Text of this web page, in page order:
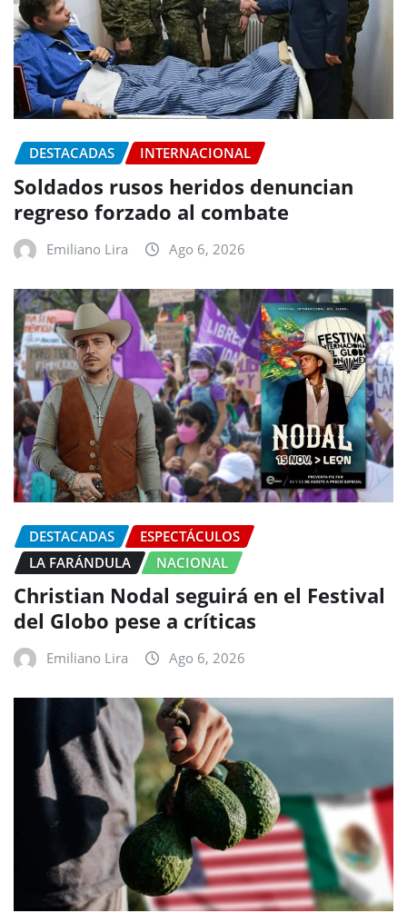
DESTACADAS INTERNACIONAL
Soldados rusos heridos denuncian
regreso forzado al combate
Emiliano Lira Ago 6, 2026
DESTACADAS
ESPECTÁCULOS
LA FARÁNDULA
NACIONAL
Christian Nodal seguirá en el Festival
del Globo pese a críticas
Emiliano Lira Ago 6, 2026